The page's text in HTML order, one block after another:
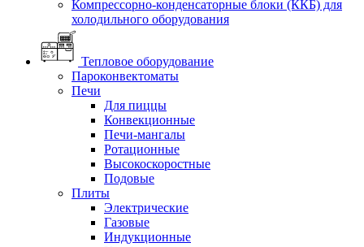
Компрессорно-конденсаторные блоки (ККБ) для
холодильного оборудования
Тепловое оборудование
Пароконвектоматы
Печи
Для пиццы
Конвекционные
Печи-мангалы
Ротационные
Высокоскоростные
Подовые
Плиты
Электрические
Газовые
Индукционные